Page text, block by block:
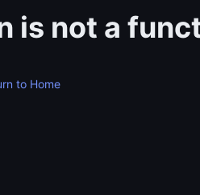
is not a
to Home